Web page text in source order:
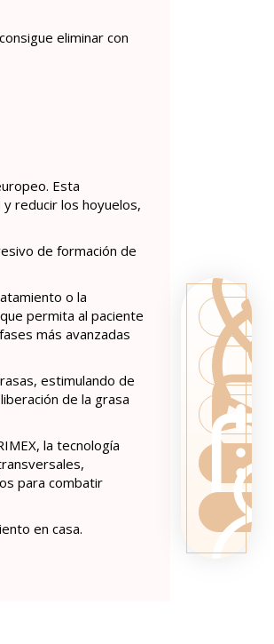
eliminar con
Esta
reducir los hoyuelos,
de formación de
o la
permita al paciente
más avanzadas
estimulando de
de la grasa
la tecnología
para combatir
en casa.